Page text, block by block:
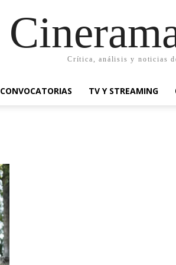
Crítica, análisis y noticias
CONVOCATORIAS TV Y STREAMING